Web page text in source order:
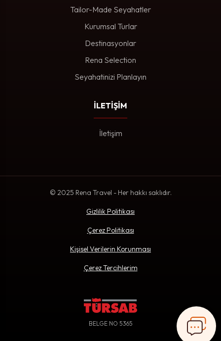
Tailor-Made Seyahatler
Kurumsal Turlar
Destinasyonlar
Rena Selection
Seyahatinizi Planlayın
İLETİŞİM
İletişim
© 2025 Rena Travel - Her hakkı saklıdır.
Gizlilik Politikası
Çerez Politikası
Kişisel Verilerin Korunması
Çerez Tercihlerim
BELGE NO 5365